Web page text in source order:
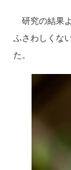
研究の結果
ふさわしくな
た。